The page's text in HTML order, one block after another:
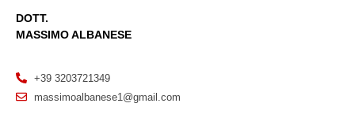
DOTT.
MASSIMO ALBANESE
+39 3203721349
massimoalbanese1@gmail.com